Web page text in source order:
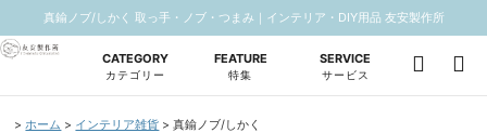
真鍮ノブ/しかく 取っ手・ノブ・つまみ｜インテリア・DIY用品 友安製作所
CATEGORY
カテゴリー
FEATURE
特集
SERVICE
サービス
ホーム インテリア雑貨 真鍮ノブ/しかく